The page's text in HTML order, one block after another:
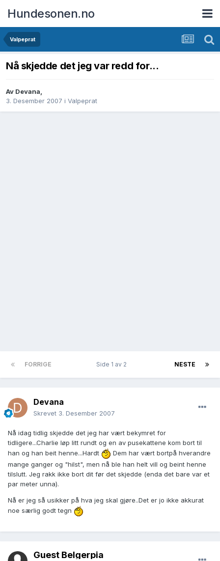
Hundesonen.no
Valpeprat
Nå skjedde det jeg var redd for...
Av Devana,
3. Desember 2007 i Valpeprat
FORRIGE NESTE
Side 1 av 2
Devana
Skrevet 3. Desember 2007
Nå idag tidlig skjedde det jeg har vært bekymret for
tidligere...Charlie løp litt rundt og en av pusekattene kom bort til
han og han beit henne...Hardt
Dem har vært bortpå hverandre
mange ganger og "hilst", men nå ble han helt vill og beint henne
tilslutt. Jeg rakk ikke bort dit før det skjedde (enda det bare var et
par meter unna).
Nå er jeg så usikker på hva jeg skal gjøre..Det er jo ikke akkurat
noe særlig godt tegn
Guest Belgerpia